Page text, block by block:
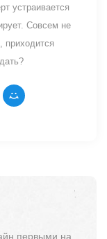
устраивается
Совсем не
приходится
первыми на